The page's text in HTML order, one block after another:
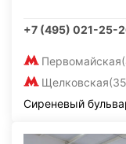
+7 (495) 021-25-
Первомайская
Щелковская
Сиреневый